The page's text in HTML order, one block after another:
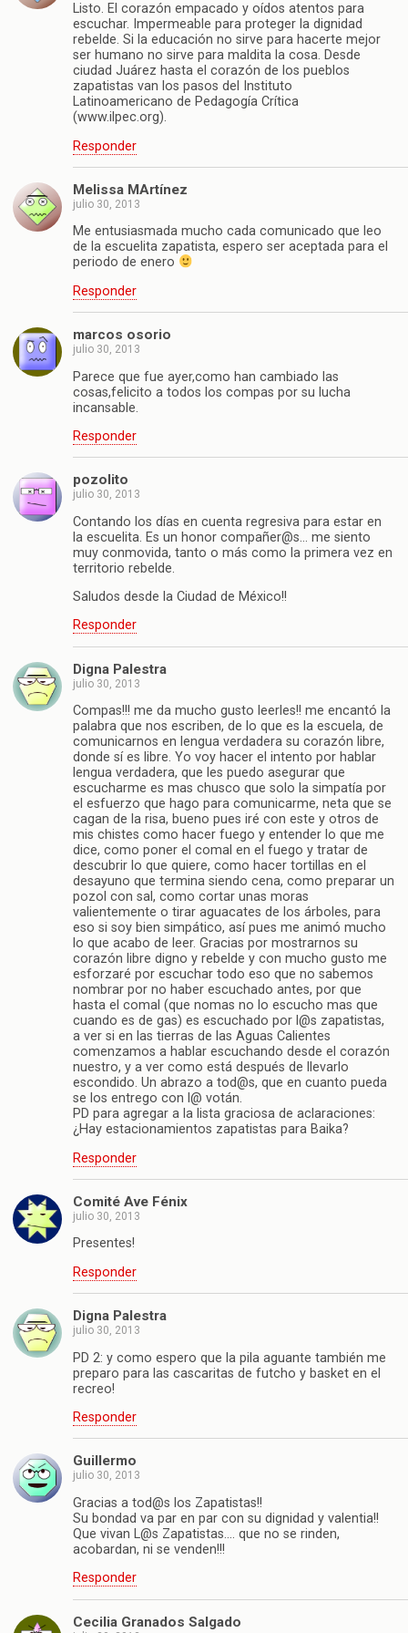
Listo. El corazón empacado y oídos atentos para
escuchar. Impermeable para proteger la dignidad
rebelde. Si la educación no sirve para hacerte mejor
ser humano no sirve para maldita la cosa. Desde
ciudad Juárez hasta el corazón de los pueblos
zapatistas van los pasos del Instituto
Latinoamericano de Pedagogía Crítica
(www.ilpec.org).
Responder
Melissa MArtínez
julio 30, 2013
Me entusiasmada mucho cada comunicado que leo
de la escuelita zapatista, espero ser aceptada para el
periodo de enero
Responder
marcos osorio
julio 30, 2013
Parece que fue ayer,como han cambiado las
cosas,felicito a todos los compas por su lucha
incansable.
Responder
pozolito
julio 30, 2013
Contando los días en cuenta regresiva para estar en
la escuelita. Es un honor compañer@s… me siento
muy conmovida, tanto o más como la primera vez en
territorio rebelde.
Saludos desde la Ciudad de México!!
Responder
Digna Palestra
julio 30, 2013
Compas!!! me da mucho gusto leerles!! me encantó la
palabra que nos escriben, de lo que es la escuela, de
comunicarnos en lengua verdadera su corazón libre,
donde sí es libre. Yo voy hacer el intento por hablar
lengua verdadera, que les puedo asegurar que
escucharme es mas chusco que solo la simpatía por
el esfuerzo que hago para comunicarme, neta que se
cagan de la risa, bueno pues iré con este y otros de
mis chistes como hacer fuego y entender lo que me
dice, como poner el comal en el fuego y tratar de
descubrir lo que quiere, como hacer tortillas en el
desayuno que termina siendo cena, como preparar un
pozol con sal, como cortar unas moras
valientemente o tirar aguacates de los árboles, para
eso si soy bien simpático, así pues me animó mucho
lo que acabo de leer. Gracias por mostrarnos su
corazón libre digno y rebelde y con mucho gusto me
esforzaré por escuchar todo eso que no sabemos
nombrar por no haber escuchado antes, por que
hasta el comal (que nomas no lo escucho mas que
cuando es de gas) es escuchado por l@s zapatistas,
a ver si en las tierras de las Aguas Calientes
comenzamos a hablar escuchando desde el corazón
nuestro, y a ver como está después de llevarlo
escondido. Un abrazo a tod@s, que en cuanto pueda
se los entrego con l@ votán.
PD para agregar a la lista graciosa de aclaraciones:
¿Hay estacionamientos zapatistas para Baika?
Responder
Comité Ave Fénix
julio 30, 2013
Presentes!
Responder
Digna Palestra
julio 30, 2013
PD 2: y como espero que la pila aguante también me
preparo para las cascaritas de futcho y basket en el
recreo!
Responder
Guillermo
julio 30, 2013
Gracias a tod@s los Zapatistas!!
Su bondad va par en par con su dignidad y valentia!!
Que vivan L@s Zapatistas…. que no se rinden,
acobardan, ni se venden!!!
Responder
Cecilia Granados Salgado